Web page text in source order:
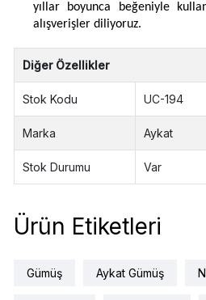
yıllar boyunca beğeniyle
alışverişler diliyoruz.
Diğer Özellikler
Stok Kodu UC-194
Marka Aykat
Stok Durumu Var
Ürün Etiketleri
Gümüş Aykat Gümüş